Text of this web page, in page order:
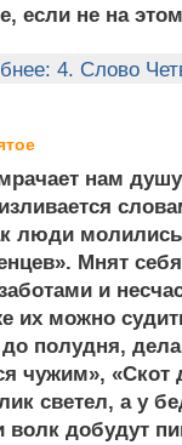
если не на
4. Слово
нам
люди
Мнят
и
их можно
до полудня,
чужим», «Скот
светел, а у
волк добудут